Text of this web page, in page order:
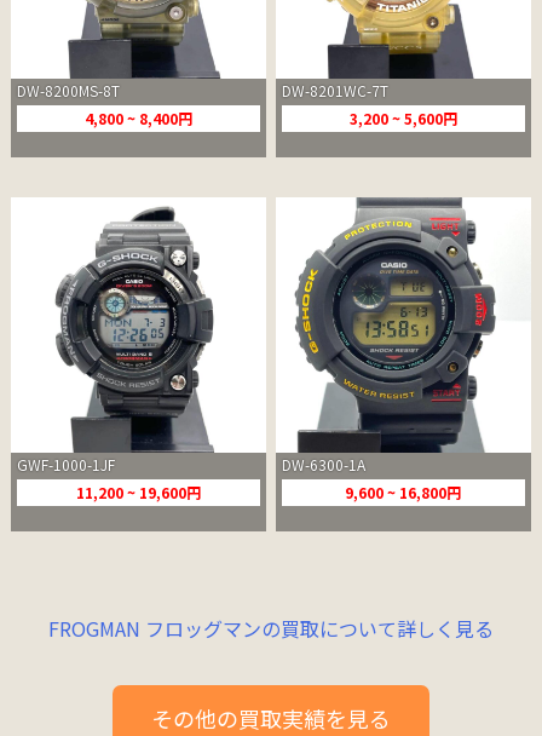
DW-8200MS-8T
4,800 ~ 8,400円
DW-8201WC-7T
3,200 ~ 5,600円
GWF-1000-1JF
11,200 ~ 19,600円
DW-6300-1A
9,600 ~ 16,800円
FROGMAN フロッグマンの買取について詳しく見る
その他の買取実績を見る